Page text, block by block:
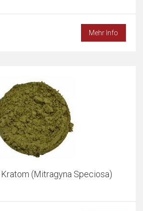
Mehr Info
Kratom (Mitragyna Speciosa)